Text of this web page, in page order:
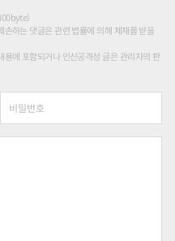
하는 댓글은 관련 법률에 의해 제재를 받을
에 포함되거나 인신공격성 글은 관리자의 판